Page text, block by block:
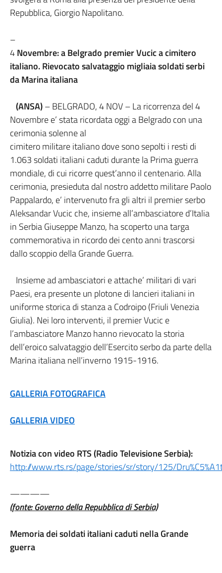
Repubblica, Giorgio Napolitano.
–
4Novembre: a Belgrado premier Vucic a cimitero
italiano. Rievocato salvataggio migliaia soldati serbi
da Marina italiana
(ANSA)– BELGRADO, 4 NOV – La ricorrenza del 4
Novembre e’ stata ricordata oggi a Belgrado con una
cerimonia solenne al
cimitero militare italiano dove sono sepolti i resti di
1.063 soldati italiani caduti durante la Prima guerra
mondiale, di cui ricorre quest’anno il centenario. Alla
cerimonia, presieduta dal nostro addetto militare Paolo
Pappalardo, e’ intervenuto fra gli altri il premier serbo
Aleksandar Vucic che, insieme all’ambasciatore d’Italia
in Serbia Giuseppe Manzo, ha scoperto una targa
commemorativa in ricordo dei cento anni trascorsi
dallo scoppio della Grande Guerra.
Insieme ad ambasciatori e attache’ militari di vari
Paesi, era presente un plotone di lancieri italiani in
uniforme storica di stanza a Codroipo (Friuli Venezia
Giulia). Nei loro interventi, il premier Vucic e
l’ambasciatore Manzo hanno rievocato la storia
dell’eroico salvataggio dell’Esercito serbo da parte della
Marina italiana nell’inverno 1915-1916.
GALLERIA FOTOGRAFICA
GALLERIA VIDEO
Notizia con video RTS (Radio Televisione Serbia):
http://www.rts.rs/page/stories/sr/story/125/
————
(fonte: Governo della Repubblica di Serbia)
Memoria dei soldati italiani caduti nella Grande
guerra